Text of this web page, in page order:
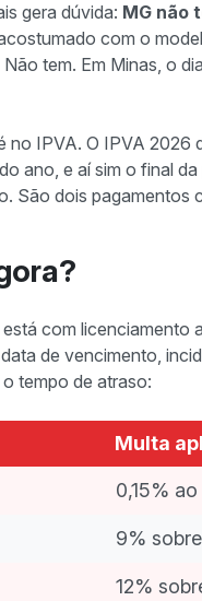
gera dúvida: MG não
com o
tem. Em Minas, o
no IPVA. O IPVA 2026
ano, e aí sim o final
São dois pagamentos
com licenciamento
de vencimento,
tempo de atraso:
Multa
0,15%
9%
12%